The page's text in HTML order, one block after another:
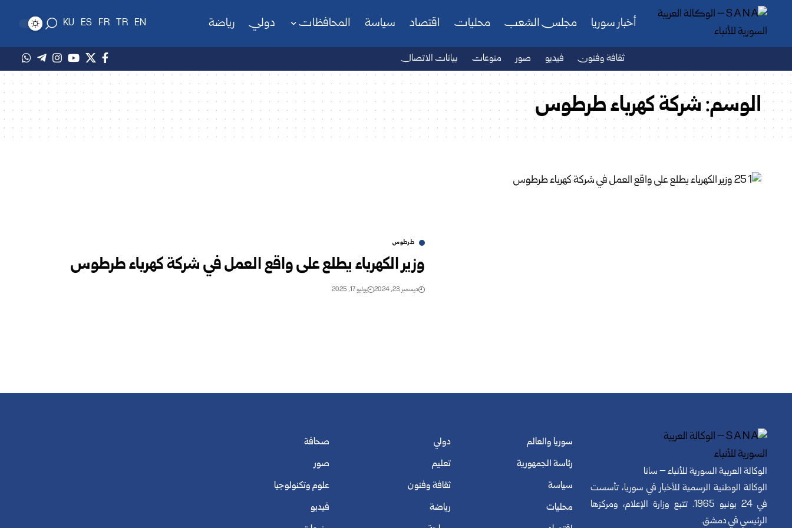
أخبار سوريا مجلس الشعب محليات اقتصاد سياسة المحافظات دولي رياضة EN
TR
FR
ES
KU
ثقافة وفنون فيديو صور منوعات بيانات الاتصال
الوسم:شركة كهرباء طرطوس
طرطوس
وزير الكهرباء يطلع على واقع العمل في شركة كهرباء طرطوس
ديسمبر 23, 2024 يوليو 17, 2025
الوكالة العربية السورية للأنباء – سانا
الوكالة الوطنية الرسمية للأخبار في سوريا، تأسست
في 24 يونيو 1965. تتبع وزارة الإعلام، ومركزها
الرئيسي في دمشق.
سوريا والعالم
رئاسة الجمهورية
سياسة
محليات
دولي
تعليم
ثقافة وفنون
رياضة
صحافة
صور
علوم وتكنولوجيا
فيديو